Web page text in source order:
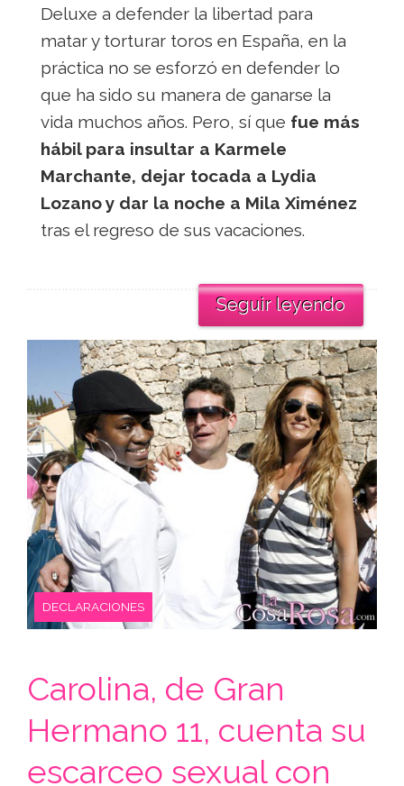
Deluxe a defender la libertad para
matar y torturar toros en España, en la
práctica no se esforzó en defender lo
que ha sido su manera de ganarse la
vida muchos años. Pero, sí que fue más
hábil para insultar a Karmele
Marchante, dejar tocada a Lydia
Lozano y dar la noche a Mila Ximénez
tras el regreso de sus vacaciones.
Seguir leyendo
DECLARACIONES
Carolina, de Gran
Hermano 11, cuenta su
escarceo sexual con